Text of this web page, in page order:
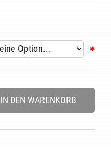
IN DEN WARENKORB